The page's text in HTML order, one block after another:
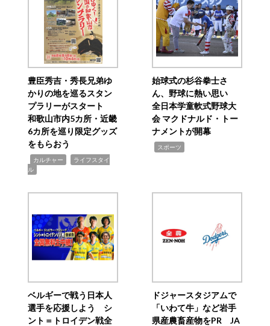
豊臣秀吉・秀長兄弟ゆ
かりの地を巡るスタン
プラリーがスタート
和歌山市内5カ所・近畿
6カ所を巡り限定グッズ
をもらおう
カルチャー
ライフスタイ
ル
始球式の杉谷拳士さ
ん、野球に熱い思い
全日本学童軟式野球大
会 マクドナルド・トー
ナメントが開幕
スポーツ
ベルギーで戦う日本人
選手を応援しよう シ
ント＝トロイデン戦全
ドジャースタジアムで
「いわて牛」など岩手
県産農畜産物をPR JA